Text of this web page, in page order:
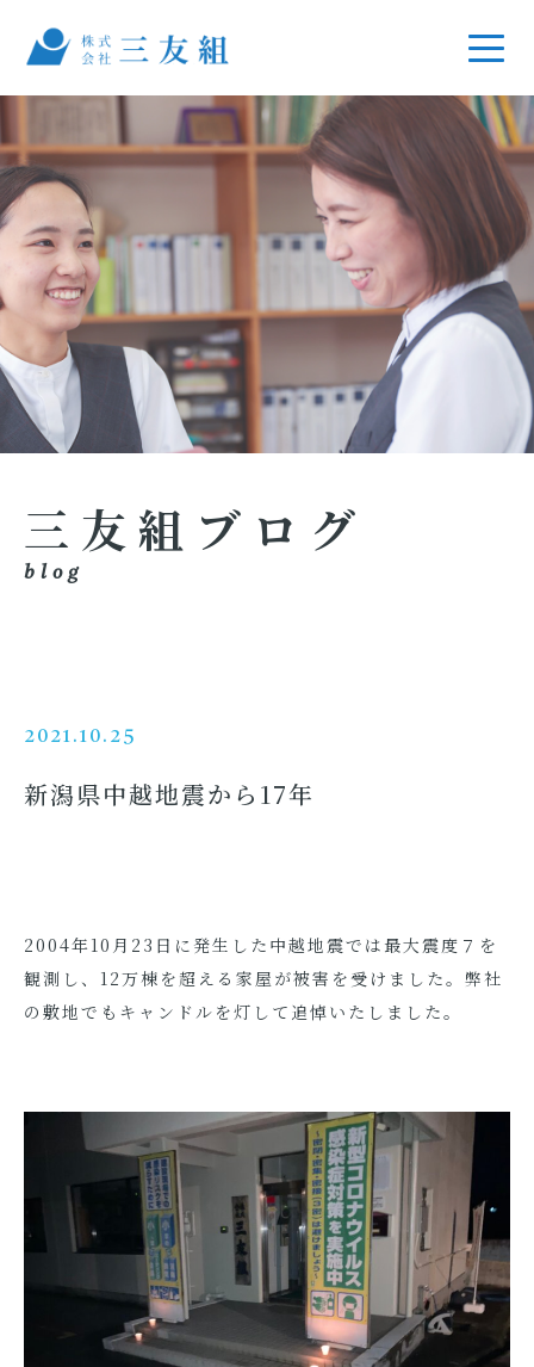
三友組ブログ
blog
2021.10.25
新潟県中越地震から17年
2004年10月23日に発生した中越地震では最大震度７を
観測し、12万棟を超える家屋が被害を受けました。弊社
の敷地でもキャンドルを灯して追悼いたしました。